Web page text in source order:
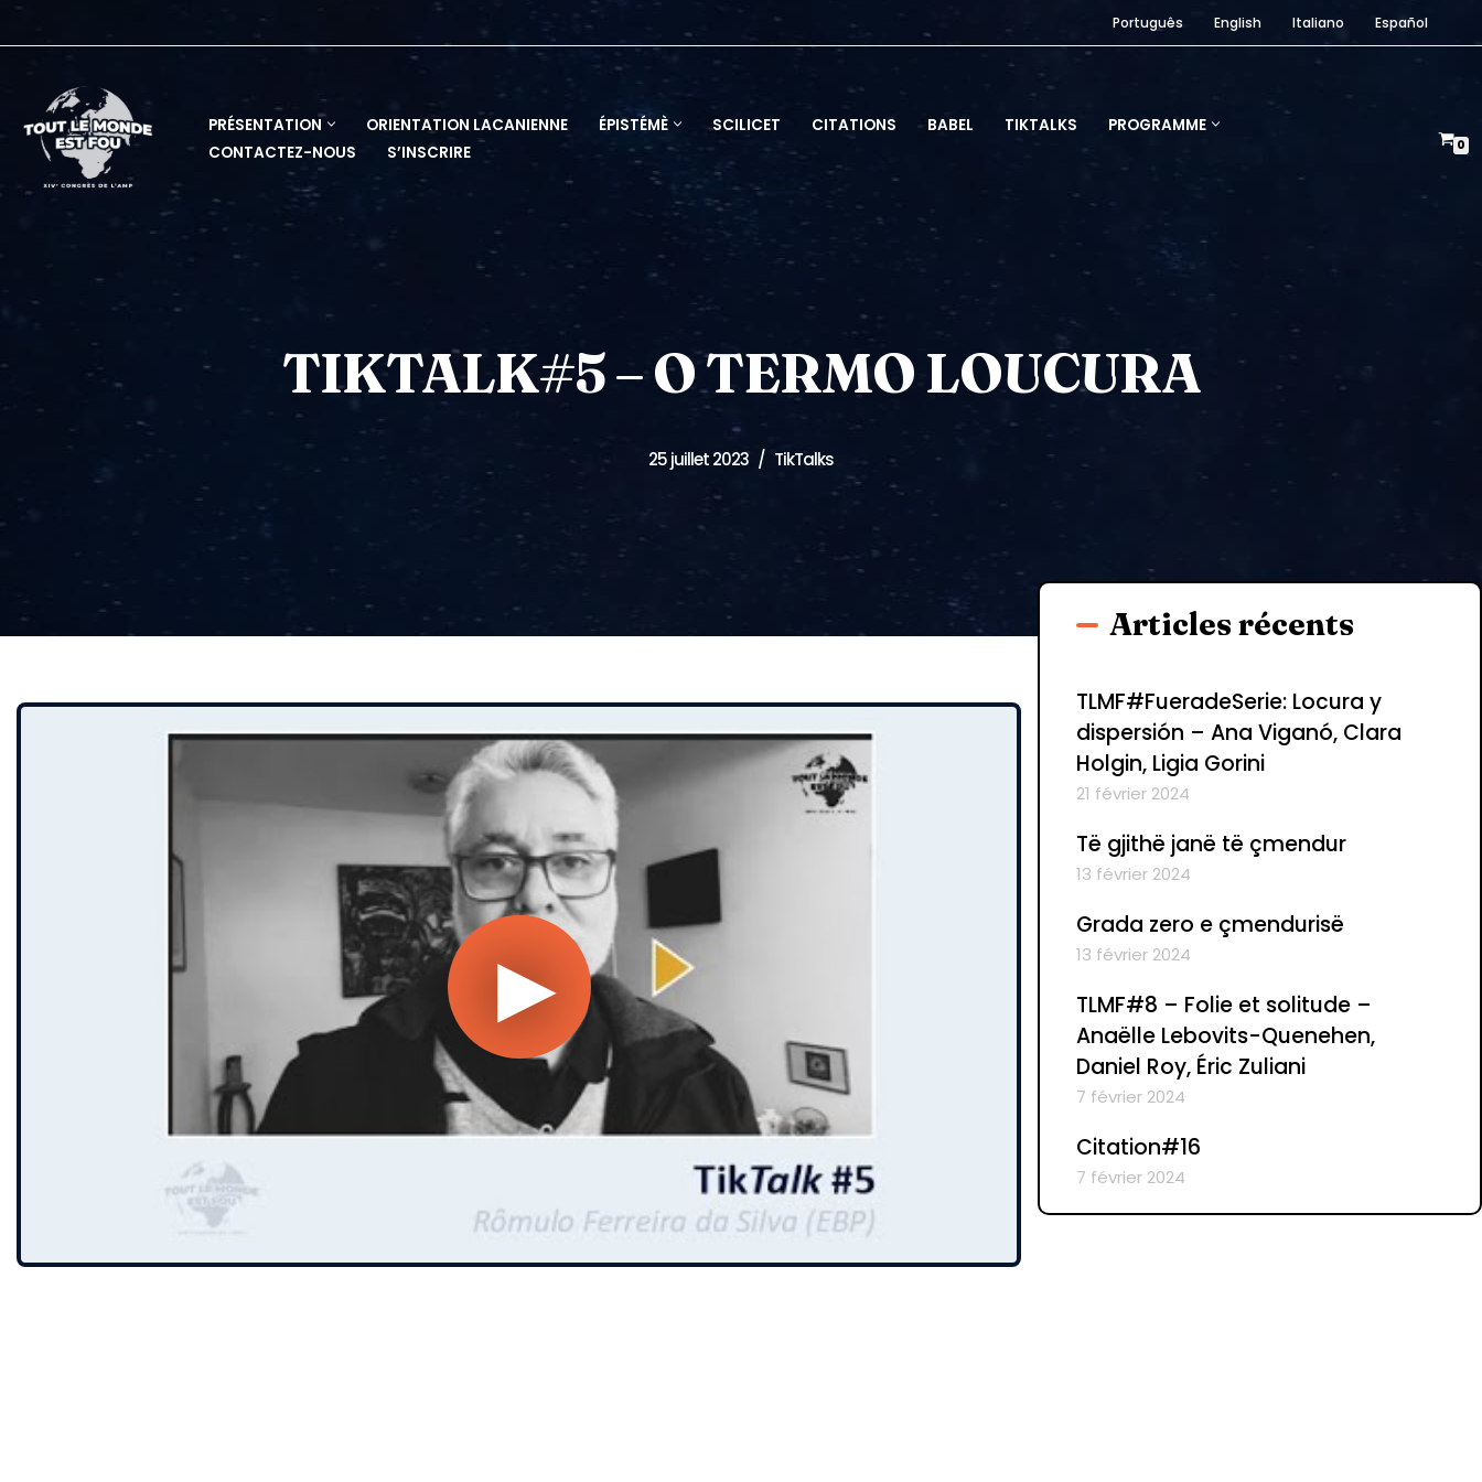
content
Português English Italiano Español
PRÉSENTATION ORIENTATION LACANIENNE ÉPISTÉMÈ SCILICET CITATIONS BABEL TIKTALKS
PROGRAMME
CONTACTEZ-NOUS
S’INSCRIRE 0
TIKTALK#5 – O TERMO LOUCURA
25 juillet 2023 TikTalks
Articles récents
TLMF#FueradeSerie: Locura y
dispersión – Ana Viganó, Clara
Holgin, Ligia Gorini
21 février 2024
Të gjithë janë të çmendur
13 février 2024
Grada zero e çmendurisë
13 février 2024
TLMF#8 – Folie et solitude –
Anaëlle Lebovits-Quenehen,
Daniel Roy, Éric Zuliani
7 février 2024
Citation#16
7 février 2024